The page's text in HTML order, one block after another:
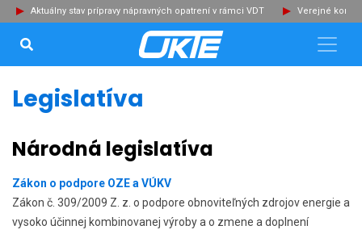
Aktuálny stav prípravy nápravných opatrení v rámci VDT Verejné
Legislatíva
Národná legislatíva
Zákon o podpore OZE a VÚKV
Zákon č. 309/2009 Z. z. o podpore obnoviteľných zdrojov energie a
vysoko účinnej kombinovanej výroby a o zmene a doplnení